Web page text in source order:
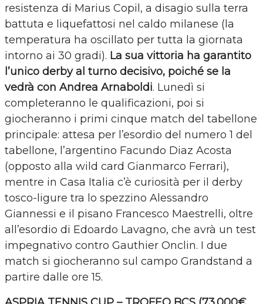
resistenza di Marius Copil, a disagio sulla terra
battuta e liquefattosi nel caldo milanese (la
temperatura ha oscillato per tutta la giornata
intorno ai 30 gradi). La sua vittoria ha garantito
l’unico derby al turno decisivo, poiché se la
vedrà con Andrea Arnaboldi. Lunedì si
completeranno le qualificazioni, poi si
giocheranno i primi cinque match del tabellone
principale: attesa per l’esordio del numero 1 del
tabellone, l’argentino Facundo Diaz Acosta
(opposto alla wild card Gianmarco Ferrari),
mentre in Casa Italia c’è curiosità per il derby
tosco-ligure tra lo spezzino Alessandro
Giannessi e il pisano Francesco Maestrelli, oltre
all’esordio di Edoardo Lavagno, che avrà un test
impegnativo contro Gauthier Onclin. I due
match si giocheranno sul campo Grandstand a
partire dalle ore 15.